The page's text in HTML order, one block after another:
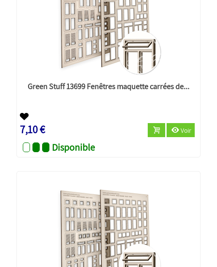
Green Stuff 13699 Fenêtres maquette carrées de...
7,10 € Voir
Disponible